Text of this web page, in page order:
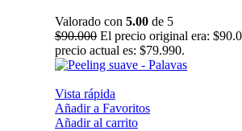
Valorado con 5.00 de 5
$90.000 El precio original era:
precio actual es: $79.990.
Vista rápida
Añadir a Favoritos
Añadir al carrito